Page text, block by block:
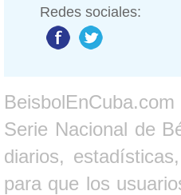
Redes sociales:
Serie Nacional de
diarios,
para que los